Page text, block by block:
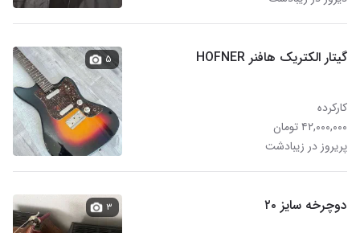
گیتار الکتریک هافنر HOFNER
کارکرده
۴۲,۰۰۰,۰۰۰ تومان
پریروز در زیبادشت
۵
دوچرخه سایز ۲۰ ۳